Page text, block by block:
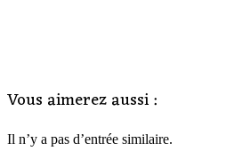
Vous aimerez aussi :
Il n’y a pas d’entrée similaire.